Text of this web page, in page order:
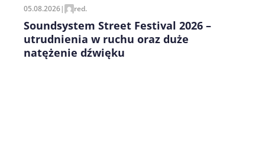
05.08.2026| red.
Soundsystem Street Festival 2026 –
utrudnienia w ruchu oraz duże
natężenie dźwięku